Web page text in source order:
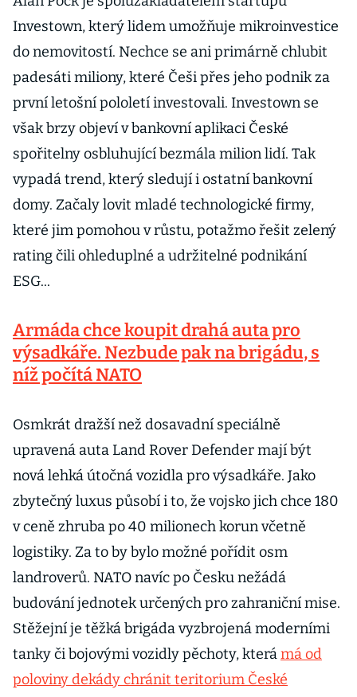
Investown, který lidem umožňuje mikroinvestice
do nemovitostí. Nechce se ani primárně chlubit
padesáti miliony, které Češi přes jeho podnik za
první letošní pololetí investovali. Investown se
však brzy objeví v bankovní aplikaci České
spořitelny osbluhující bezmála milion lidí. Tak
vypadá trend, který sledují i ostatní bankovní
domy. Začaly lovit mladé technologické firmy,
které jim pomohou v růstu, potažmo řešit zelený
rating čili ohleduplné a udržitelné podnikání
ESG...
Armáda chce koupit drahá auta pro
výsadkáře. Nezbude pak na brigádu, s
níž počítá NATO
Osmkrát dražší než dosavadní speciálně
upravená auta Land Rover Defender mají být
nová lehká útočná vozidla pro výsadkáře. Jako
zbytečný luxus působí i to, že vojsko jich chce 180
v ceně zhruba po 40 milionech korun včetně
logistiky. Za to by bylo možné pořídit osm
landroverů. NATO navíc po Česku nežádá
budování jednotek určených pro zahraniční mise.
Stěžejní je těžká brigáda vyzbrojená moderními
tanky či bojovými vozidly pěchoty, kterámá od
poloviny dekády chránit teritorium České